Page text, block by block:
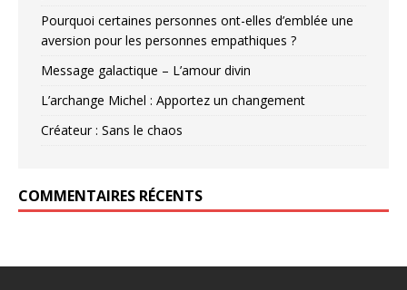
Pourquoi certaines personnes ont-elles d’emblée une
aversion pour les personnes empathiques ?
Message galactique – L’amour divin
L’archange Michel : Apportez un changement
Créateur : Sans le chaos
COMMENTAIRES RÉCENTS